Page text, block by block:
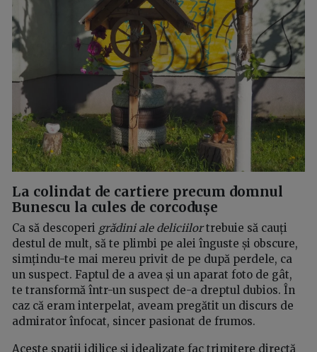
La colindat de cartiere precum domnul
Bunescu la cules de corcodușe
Ca să descoperi grădini ale deliciilortrebuie să cauți
destul de mult, să te plimbi pe alei înguste și obscure,
simțindu-te mai mereu privit de pe după perdele, ca
un suspect. Faptul de a avea și un aparat foto de gât,
te transformă într-un suspect de-a dreptul dubios. În
caz că eram interpelat, aveam pregătit un discurs de
admirator înfocat, sincer pasionat de frumos.
Aceste spații idilice și idealizate fac trimitere directă